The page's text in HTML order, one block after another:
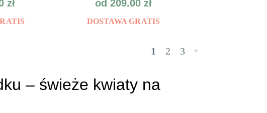
zł od 209.00 zł
DOSTAWA GRATIS
1 2 3 »
– świeże kwiaty na